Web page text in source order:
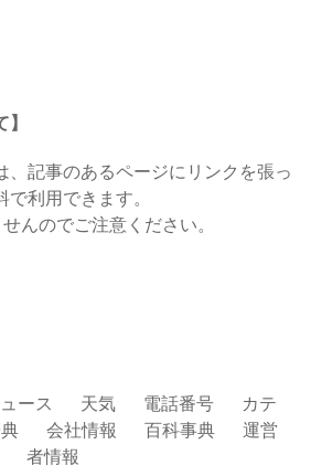
、記事のあるページにリンクを張っ
利用できます。
んのでご注意ください。
ース 天気 電話番号
カテ
会社情報 百科事典
運営
者情報